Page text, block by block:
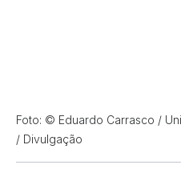
Foto: © Eduardo Carrasco /
/ Divulgação